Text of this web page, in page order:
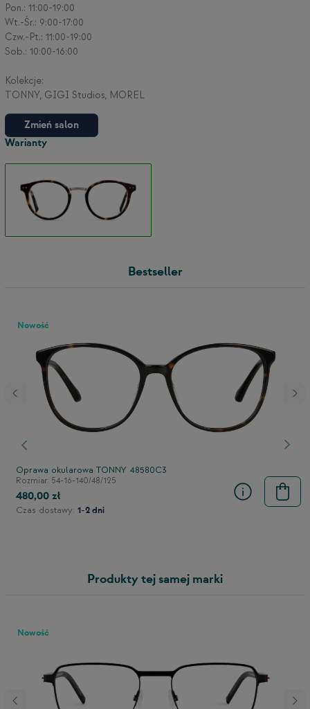
Zmień salon
Pon.: 11:00-19:00
Wt.-Śr.: 9:00-17:00
Czw.-Pt.: 11:00-19:00
Sob.: 10:00-16:00
Kolekcje:
TONNY, GIGI Studios, MOREL
Warianty
Bestseller
Poprzedni
Nowość
Oprawa okularowa TONNY 48580C3
Rozmiar: 54-16-140/48/125
480,00 zł
Czas dostawy: 1-2 dni
Produkty tej samej marki
Nowość